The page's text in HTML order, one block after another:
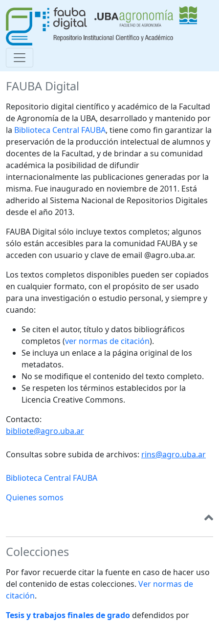
FAUBA Digital
Repositorio digital científico y académico de la Facultad
de Agronomía de la UBA, desarrollado y mantenido por
la Biblioteca Central FAUBA, tiene como fin garantizar la
preservación de la producción intelectual de alumnos y
docentes de la Facultad, y de brindar a su comunidad
académica la posibilidad de difundir
internacionalmente las publicaciones generadas por la
misma. Fue inaugurado en noviembre de 2011. Está
adherido al Sistema Nacional de Repositorios Digitales
desde el año 2013.
FAUBA Digital sólo incluye textos completos; algunos
sólo están accesibles para la comunidad FAUBA y se
acceden con usuario y clave de email @agro.uba.ar.
Los textos completos disponibles pueden ser copiados
en cualquier formato, con el propósito de ser usado
para una investigación o estudio personal, y siempre y
cuando:
Se citen el autor, título y datos bibliográficos
completos (ver normas de citación).
Se incluya un enlace a la página original de los
metadatos.
No se modifique el contenido del texto completo.
Se respeten los términos establecidos por la
Licencia Creative Commons.
Contacto:
bibliote@agro.uba.ar
Consultas sobre subida de archivos: rins@agro.uba.ar
Biblioteca Central FAUBA
Quienes somos
Colecciones
Por favor recuerde citar la fuente en caso de hacer uso
del contenido de estas colecciones. Ver normas de
citación.
Tesis y trabajos finales de gradodefendidos por